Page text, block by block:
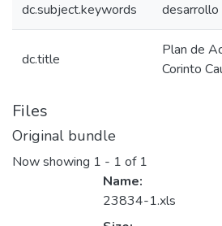
dc.subject.keywords
dc.title
Plan de
Corinto
Files
Original bundle
Now showing 1 - 1 of 1
Name:
23834-1.xls